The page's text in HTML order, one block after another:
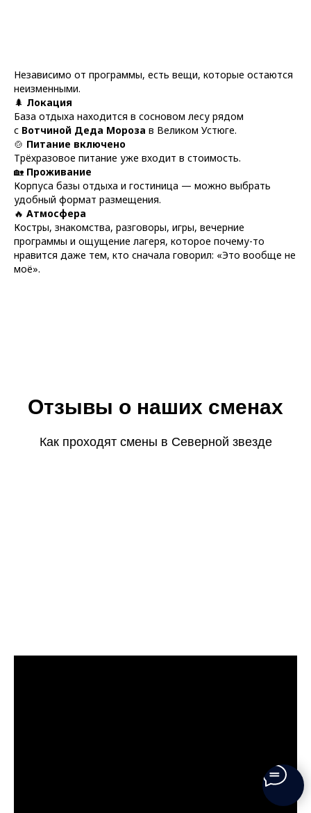
Независимо от программы, есть вещи, которые остаются
неизменными.
🌲 Локация
База отдыха находится в сосновом лесу рядом
с Вотчиной Деда Мороза в Великом Устюге.
🍲 Питание включено
Трёхразовое питание уже входит в стоимость.
🏡 Проживание
Корпуса базы отдыха и гостиница — можно выбрать
удобный формат размещения.
🔥 Атмосфера
Костры, знакомства, разговоры, игры, вечерние
программы и ощущение лагеря, которое почему-то
нравится даже тем, кто сначала говорил: «Это вообще не
моё».
Отзывы о наших сменах
Как проходят смены в Северной звезде